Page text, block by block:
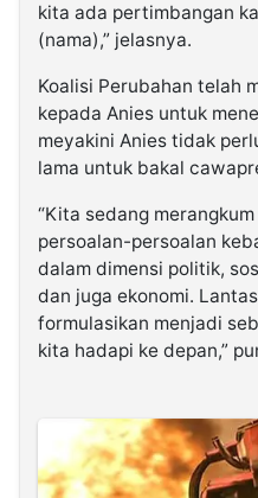
kita ada pertimbangan
(nama),” jelasnya.
Koalisi Perubahan telah
kepada Anies untuk
meyakini Anies tidak
lama untuk bakal
“Kita sedang
persoalan-persoalan
dalam dimensi politik,
dan juga ekonomi.
formulasikan menjadi
kita hadapi ke depan,”